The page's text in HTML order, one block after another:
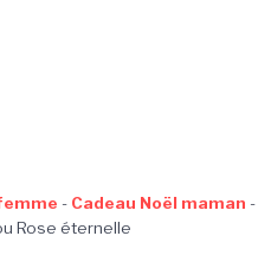
- Cadeau Noël maman -
Rose éternelle